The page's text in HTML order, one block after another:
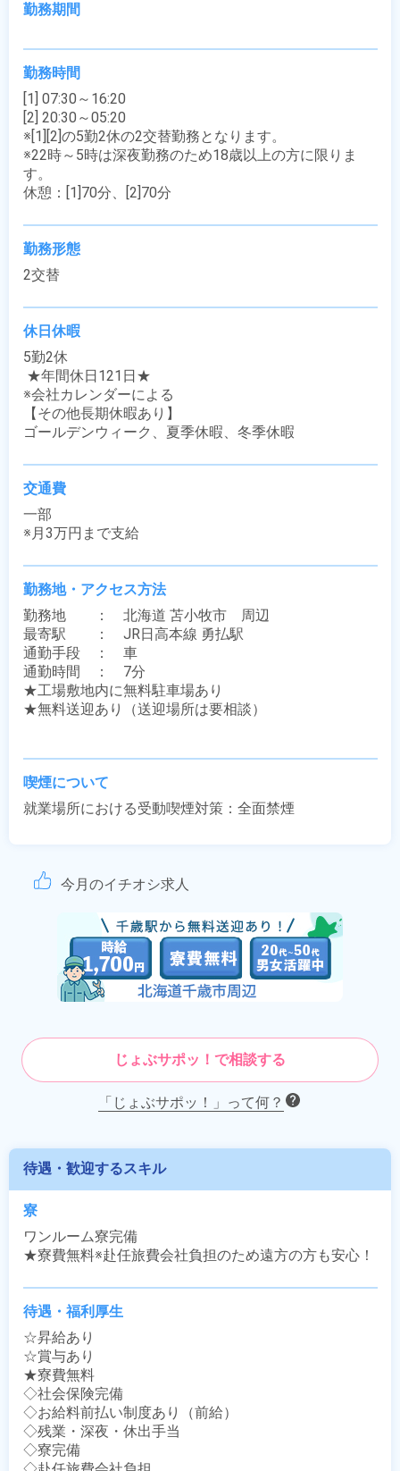
勤務期間
勤務時間
[1] 07:30～16:20
[2] 20:30～05:20
※[1][2]の5勤2休の2交替勤務となります。
※22時～5時は深夜勤務のため18歳以上の方に限りま
す。
休憩：[1]70分、[2]70分
勤務形態
2交替
休日休暇
5勤2休
※会社カレンダーによる
【その他長期休暇あり】
ゴールデンウィーク、夏季休暇、冬季休暇
交通費
一部
※月3万円まで支給
勤務地・アクセス方法
勤務地　　：　北海道 苫小牧市　周辺
最寄駅　　：　JR日高本線 勇払駅
通勤手段　：　車
通勤時間　：　7分
★工場敷地内に無料駐車場あり
★無料送迎あり（送迎場所は要相談）
喫煙について
就業場所における受動喫煙対策：全面禁煙
今月のイチオシ求人
じょぶサポッ！で相談する
「じょぶサポッ！」って何？
待遇・歓迎するスキル
寮
ワンルーム寮完備
★寮費無料※赴任旅費会社負担のため遠方の方も安心！
待遇・福利厚生
☆昇給あり
☆賞与あり
★寮費無料
◇社会保険完備
◇お給料前払い制度あり（前給）
◇残業・深夜・休出手当
◇寮完備